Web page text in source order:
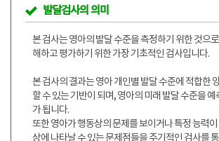
발달검사의 의미
본 검사는 영아의 발달 수준을 측정하기 위한 것으
해하고 평가하기 위한 가장 기초적인 검사입니다.
본 검사의 결과는 영아 개인별 발달 수준에 적합한
할 수 있는 기반이 되며, 영아의 미래 발달 수준을 예
가 됩니다.
또한 영아가 행동상의 문제를 보이거나 특정 능력
상에 나타날 수 있는 문제점들을 주기적인 검사를